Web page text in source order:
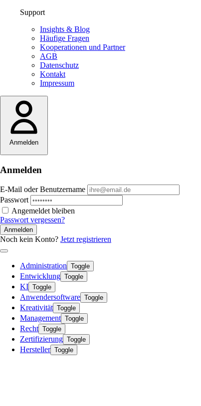
Support
Insights & Blog
Häufige Fragen
Kooperationen und Partner
AGB
Datenschutz
Kontakt
Impressum
Anmelden
Anmelden
E-Mail oder Benutzername
Passwort
Angemeldet bleiben
Passwort vergessen?
Anmelden
Noch kein Konto? Jetzt registrieren
Administration Toggle
Entwicklung Toggle
KI Toggle
Anwendersoftware Toggle
Kreativität Toggle
Management Toggle
Recht Toggle
Zertifizierung Toggle
Hersteller Toggle